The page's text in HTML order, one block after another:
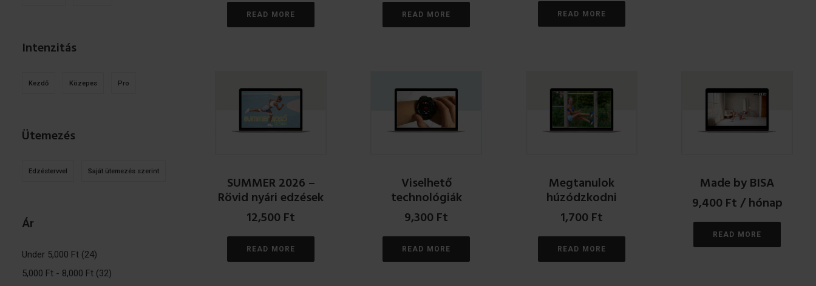
Intenzitás
Kezdő Közepes Pro
Ütemezés
Edzéstervvel Saját ütemezés szerint
Ár
Under 5,000 Ft (24)
5,000 Ft - 8,000 Ft (32)
READ MORE READ MORE READ MORE
SUMMER 2026 –
Rövid nyári edzések
12,500Ft
READ MORE
Viselhető
technológiák
9,300Ft
READ MORE
Megtanulok
húzódzkodni
1,700Ft
READ MORE
Made by BISA
9,400Ft/ hónap
READ MORE